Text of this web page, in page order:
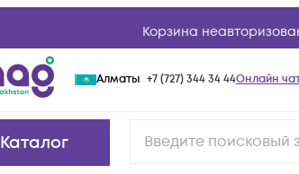
Корзина
Алматы +7 (727) 344 34 44Онлайн
Каталог